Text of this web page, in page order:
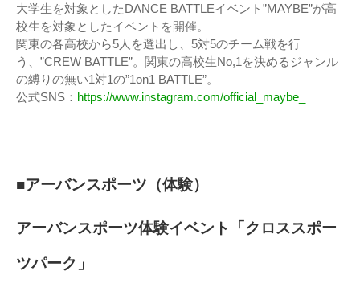
大学生を対象としたDANCE BATTLEイベント”MAYBE”が高
校生を対象としたイベントを開催。
関東の各高校から5人を選出し、5対5のチーム戦を行
う、”CREW BATTLE”。関東の高校生No,1を決めるジャンル
の縛りの無い1対1の”1on1 BATTLE”。
公式SNS： https://www.instagram.com/official_maybe_
■アーバンスポーツ（体験）
アーバンスポーツ体験イベント「クロススポー
ツパーク」